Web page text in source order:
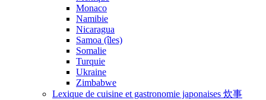
Monaco
Namibie
Nicaragua
Samoa (îles)
Somalie
Turquie
Ukraine
Zimbabwe
Lexique de cuisine et gastronomie japonaises 炊事